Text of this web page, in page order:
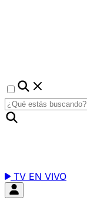
TV EN VIVO